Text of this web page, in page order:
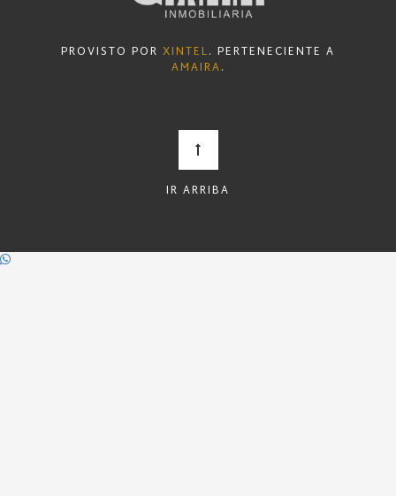
PROVISTO POR XINTEL. PERTENECIENTE A
AMAIRA.
IR ARRIBA